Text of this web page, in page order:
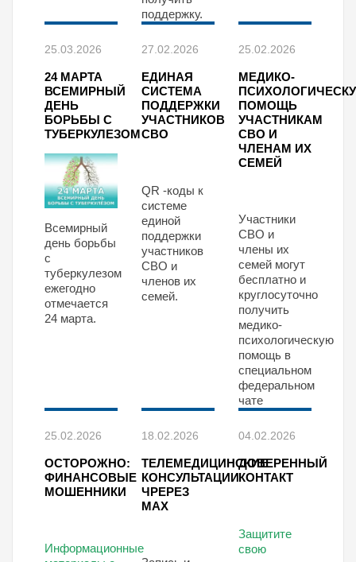
поддержку.
25.03.2026
24 МАРТА
ВСЕМИРНЫЙ
ДЕНЬ
БОРЬБЫ С
ТУБЕРКУЛЕЗОМ
Всемирный
день борьбы
с
туберкулезом
ежегодно
отмечается
24 марта.
27.02.2026
ЕДИНАЯ
СИСТЕМА
ПОДДЕРЖКИ
УЧАСТНИКОВ
СВО
QR -коды к
системе
единой
поддержки
участников
СВО и
членов их
семей.
25.02.2026
МЕДИКО-
ПОМОЩЬ
УЧАСТНИКАМ
СВО И
ЧЛЕНАМ ИХ
СЕМЕЙ
Участники
СВО и
члены их
семей могут
бесплатно и
круглосуточно
получить
медико-
психологическую
помощь в
специальном
федеральном
чате
25.02.2026
ОСТОРОЖНО:
ФИНАНСОВЫЕ
МОШЕННИКИ
Информационные
18.02.2026
ТЕЛЕМЕДИЦИНСКИЕ
КОНСУЛЬТАЦИИ
ЧРЕРЕЗ
MAX
04.02.2026
ДОВЕРЕННЫЙ
КОНТАКТ
Защитите
свою